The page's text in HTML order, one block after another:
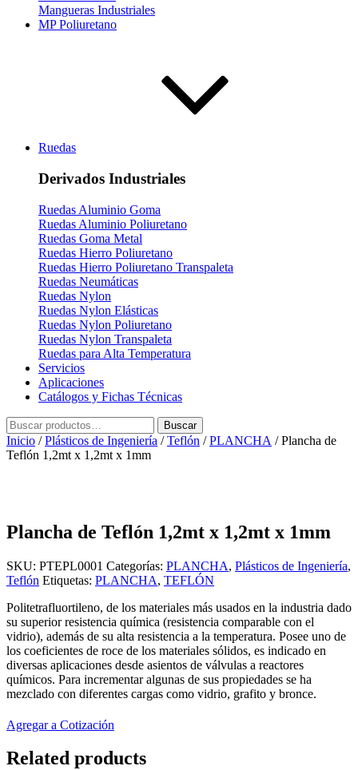
Mangueras Industriales
MP Poliuretano
Ruedas
Derivados Industriales
Ruedas Aluminio Goma
Ruedas Aluminio Poliuretano
Ruedas Goma Metal
Ruedas Hierro Poliuretano
Ruedas Hierro Poliuretano Transpaleta
Ruedas Neumáticas
Ruedas Nylon
Ruedas Nylon Elásticas
Ruedas Nylon Poliuretano
Ruedas Nylon Transpaleta
Ruedas para Alta Temperatura
Servicios
Aplicaciones
Catálogos y Fichas Técnicas
Buscar
por:
Buscar
Inicio /Plásticos de Ingeniería /Teflón /PLANCHA / Plancha de
Teflón 1,2mt x 1,2mt x 1mm
Plancha de Teflón 1,2mt x 1,2mt x 1mm
SKU: PTEPL0001 Categorías: PLANCHA, Plásticos de Ingeniería,
Teflón Etiquetas: PLANCHA, TEFLÓN
Politetrafluortileno, de los materiales más usados en la industria dado
su superior resistencia química (resistencia comparable con el
vidrio), además de su alta resistencia a la temperatura. Posee uno de
los coeficientes de roce de los materiales sólidos, es indicado en
diversas aplicaciones desde asientos de válvulas a reactores
químicos. Para incrementar algunas de sus propiedades se ha
mezclado con diferentes cargas como vidrio, grafito y bronce.
Agregar a Cotización
Related products